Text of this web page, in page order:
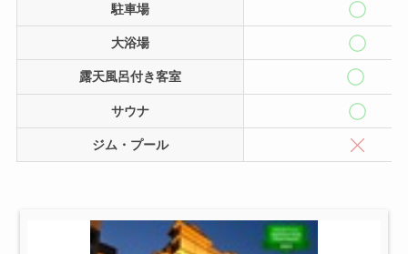
駐車場
大浴場
露天風呂付き客室
サウナ
ジム・プール